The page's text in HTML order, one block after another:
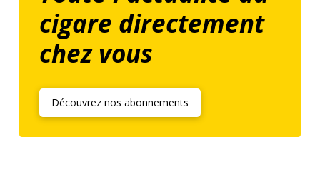
cigare directement
chez vous
Découvrez nos abonnements